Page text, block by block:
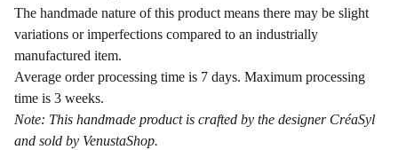
The handmade nature of this product means there may be slight
variations or imperfections compared to an industrially
manufactured item.
Average order processing time is 7 days. Maximum processing
time is 3 weeks.
Note: This handmade product is crafted by the designer CréaSyl
and sold by VenustaShop.